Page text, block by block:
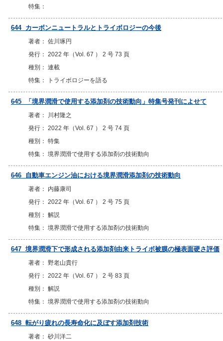
特集：
644 カーボンニュートラルとトライボロジーの今後
著者： 佐川琢円
発行： 2022 年（Vol. 67 ） 2 号 73 頁
種別： 連載
特集： トライボロジーを語る
645 「境界潤滑で使用する添加剤の技術動向」特集号発刊によせて
著者： 川村隆之
発行： 2022 年（Vol. 67 ） 2 号 74 頁
種別： 特集
特集： 境界潤滑で使用する添加剤の技術動向
646 自動車エンジン油における境界潤滑添加剤の技術動向
著者： 内藤康司
発行： 2022 年（Vol. 67 ） 2 号 75 頁
種別： 解説
特集： 境界潤滑で使用する添加剤の技術動向
647 境界潤滑下で形成される添加剤由来トライボ被膜の極表面硬さ評価
著者： 野老山貴行
発行： 2022 年（Vol. 67 ） 2 号 83 頁
種別： 解説
特集： 境界潤滑で使用する添加剤の技術動向
648 転がり疲れの長寿命化に及ぼす添加剤技術
著者： 砂川洋二